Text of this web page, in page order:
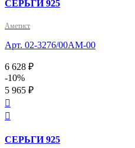
СЕРЬГИ 925
Аметист
Арт. 02-3276/00АМ-00
6 628 ₽
-10%
5 965 ₽


СЕРЬГИ 925